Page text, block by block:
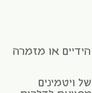
או מזמרה
ויטמינים